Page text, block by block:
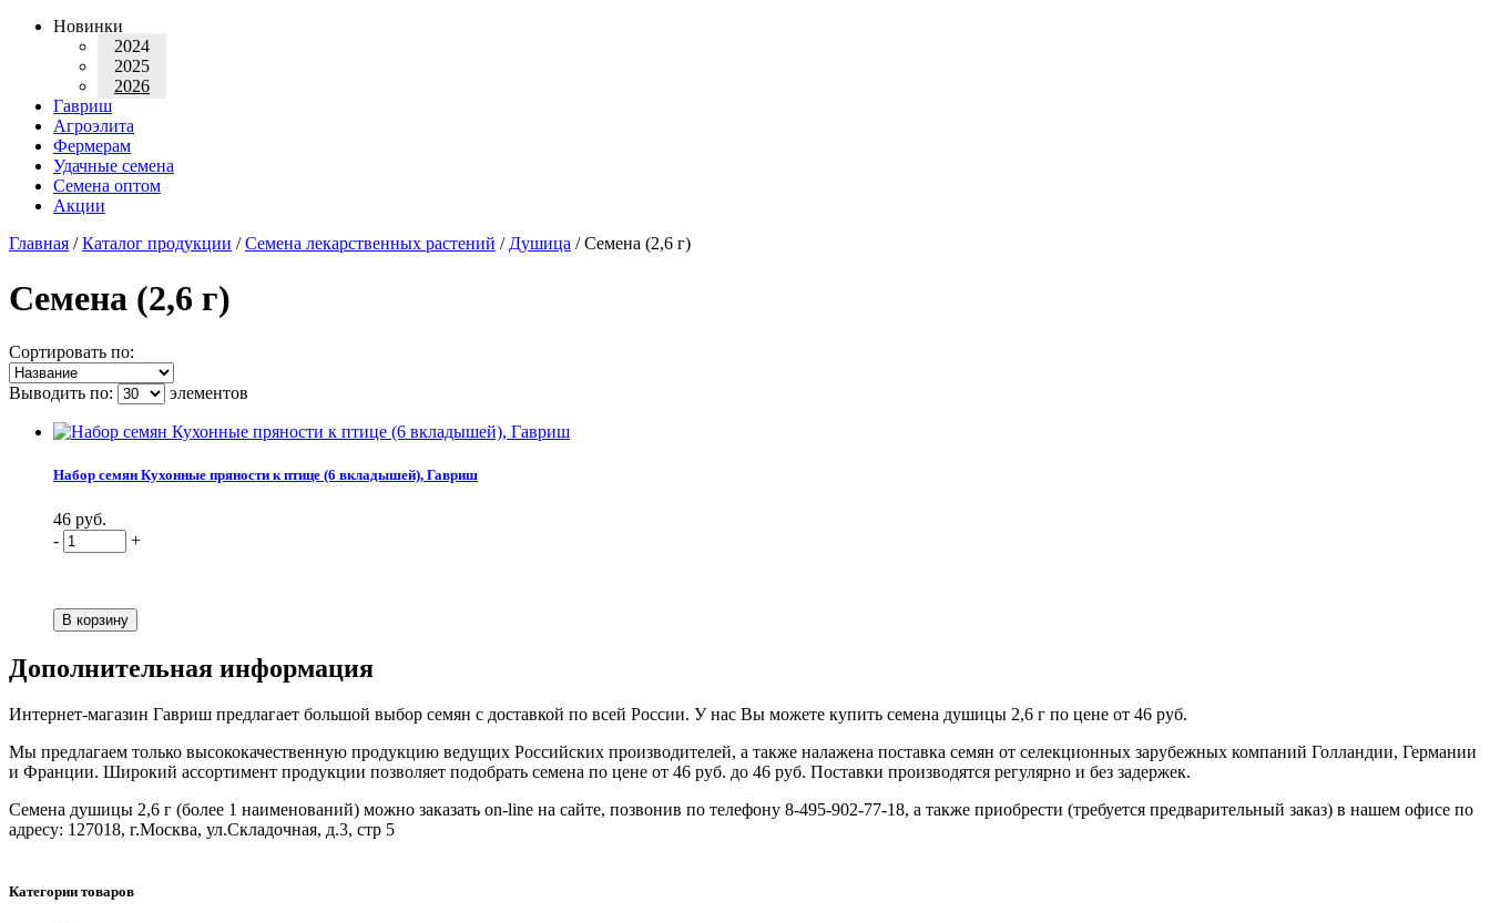
Новинки
2024
2025
2026
Гавриш
Агроэлита
Фермерам
Удачные семена
Семена оптом
Акции
Главная /Каталог продукции /Семена лекарственных растений /Душица /Семена (2,6 г)
Семена (2,6 г)
Сортировать по:
Выводить по: элементов
Набор семян Кухонные пряности к птице (6 вкладышей), Гавриш
46 руб.
-
+
Дополнительная информация
Интернет-магазин Гавриш предлагает большой выбор семян с доставкой по всей России. У нас Вы можете купить семена душицы 2,6 г по цене от 46 руб.
Мы предлагаем только высококачественную продукцию ведущих Российских производителей, а также налажена поставка семян от селекционных зарубежных компаний Голландии, Германии
и Франции. Широкий ассортимент продукции позволяет подобрать семена по цене от 46 руб. до 46 руб. Поставки производятся регулярно и без задержек.
Семена душицы 2,6 г (более 1 наименований) можно заказать on-line на сайте, позвонив по телефону 8-495-902-77-18, а также приобрести (требуется предварительный заказ) в нашем офисе по
адресу: 127018, г.Москва, ул.Складочная, д.3, стр 5
Категории товаров